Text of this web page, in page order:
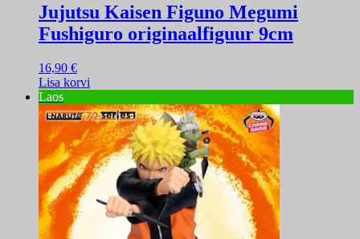
Jujutsu Kaisen Figuno Megumi
Fushiguro originaalfiguur 9cm
16,90 €
Lisa korvi
Laos